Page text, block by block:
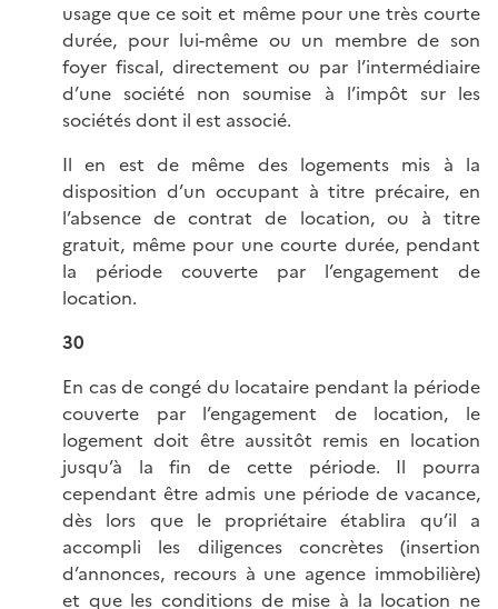
usage que ce soit et même pour une très courte
durée, pour lui-même ou un membre de son
foyer fiscal, directement ou par l’intermédiaire
d’une société non soumise à l’impôt sur les
sociétés dont il est associé.
Il en est de même des logements mis à la
disposition d’un occupant à titre précaire, en
l’absence de contrat de location, ou à titre
gratuit, même pour une courte durée, pendant
la période couverte par l’engagement de
location.
30
En cas de congé du locataire pendant la période
couverte par l’engagement de location, le
logement doit être aussitôt remis en location
jusqu’à la fin de cette période. Il pourra
cependant être admis une période de vacance,
dès lors que le propriétaire établira qu’il a
accompli les diligences concrètes (insertion
d’annonces, recours à une agence immobilière)
et que les conditions de mise à la location ne